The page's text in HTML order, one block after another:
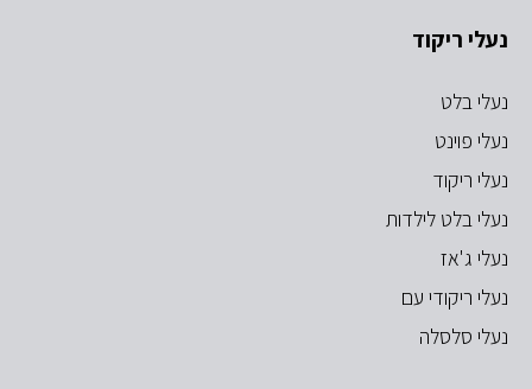
נעלי ריקוד
נעלי בלט
נעלי פוינט
נעלי ריקוד
נעלי בלט לילדות
נעלי ג'אז
נעלי ריקודי עם
נעלי סלסלה